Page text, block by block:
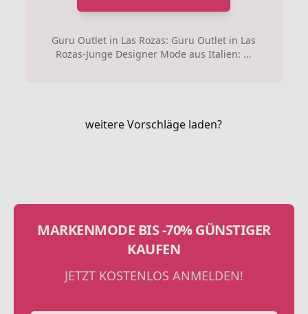
Guru Outlet in Las Rozas: Guru Outlet in Las
Rozas-Junge Designer Mode aus Italien: ...
weitere Vorschläge laden?
MARKENMODE BIS -70% GÜNSTIGER
KAUFEN
JETZT KOSTENLOS ANMELDEN!